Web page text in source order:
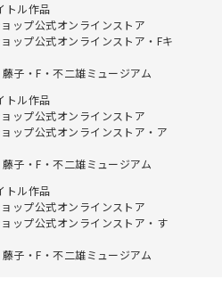
トル作品
ップ公式オンラインストア
ップ公式オンラインストア・Fキ
・F・不二雄ミュージアム
トル作品
ップ公式オンラインストア
ップ公式オンラインストア・ア
・F・不二雄ミュージアム
トル作品
ップ公式オンラインストア
ップ公式オンラインストア・す
・F・不二雄ミュージアム